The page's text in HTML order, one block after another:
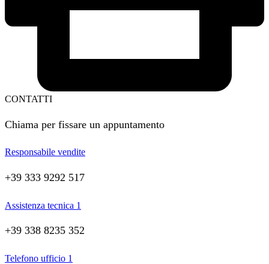
CONTATTI
Chiama per fissare un appuntamento
Responsabile vendite
+39 333 9292 517
Assistenza tecnica 1
+39 338 8235 352
Telefono ufficio 1